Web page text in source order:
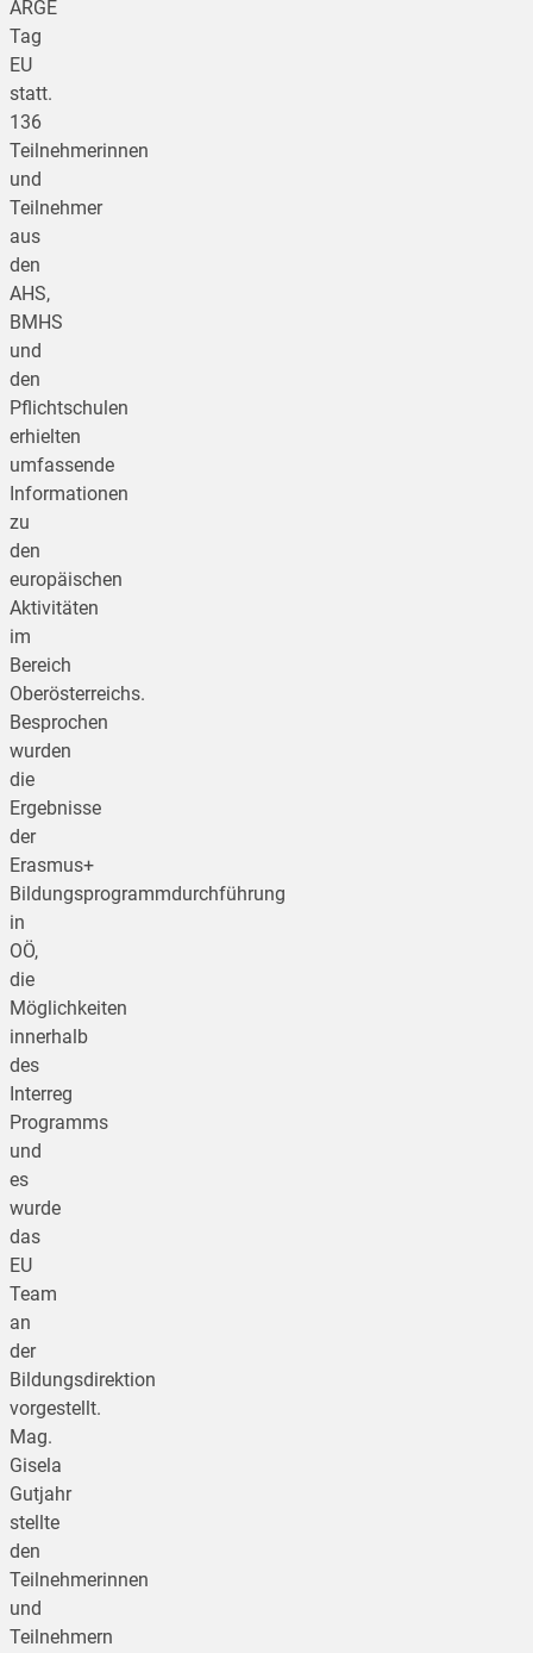
ARGE
Tag
EU
statt.
136
Teilnehmerinnen
und
Teilnehmer
aus
den
AHS,
BMHS
und
den
Pflichtschulen
erhielten
umfassende
Informationen
zu
den
europäischen
Aktivitäten
im
Bereich
Oberösterreichs.
Besprochen
wurden
die
Ergebnisse
der
Erasmus+
Bildungsprogrammdurchführung
in
OÖ,
die
Möglichkeiten
innerhalb
des
Interreg
Programms
und
es
wurde
das
EU
Team
an
der
Bildungsdirektion
vorgestellt.
Mag.
Gisela
Gutjahr
stellte
den
Teilnehmerinnen
und
Teilnehmern